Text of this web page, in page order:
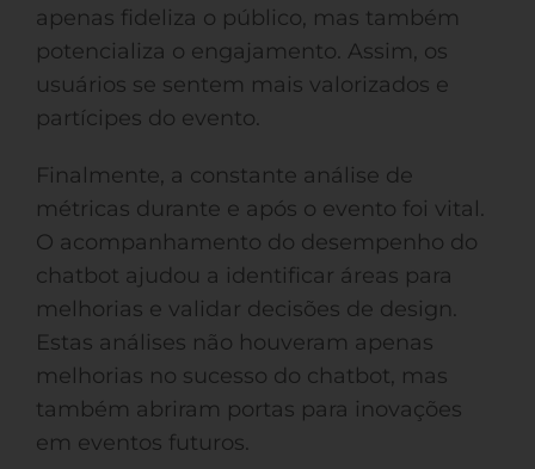
apenas fideliza o público, mas também
potencializa o engajamento. Assim, os
usuários se sentem mais valorizados e
partícipes do evento.
Finalmente, a constante análise de
métricas durante e após o evento foi vital.
O acompanhamento do desempenho do
chatbot ajudou a identificar áreas para
melhorias e validar decisões de design.
Estas análises não houveram apenas
melhorias no sucesso do chatbot, mas
também abriram portas para inovações
em eventos futuros.